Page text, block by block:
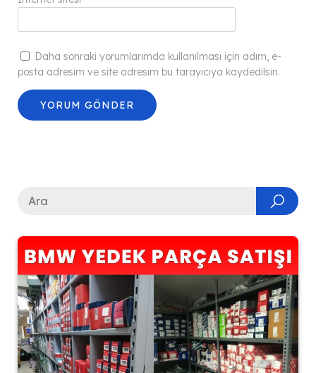
Daha sonraki yorumlarımda kullanılması için adım, e-
posta adresim ve site adresim bu tarayıcıya kaydedilsin.